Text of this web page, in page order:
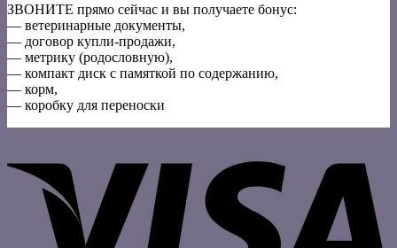
ЗВОНИТЕ прямо сейчас и вы получаете бонус:
— ветеринарные документы,
— договор купли-продажи,
— метрику (родословную),
— компакт диск с памяткой по содержанию,
— корм,
— коробку для переноски